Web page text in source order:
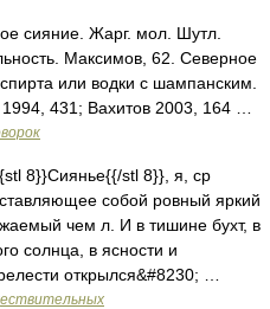
сияние. Жарг. мол. Шутл.
Максимов, 62. Северное
или водки с шампанским.
431; Вахитов 2003, 164 …
8}}Сиянье{{/stl 8}}, я, ср
собой ровный яркий
чем л. И в тишине бухт, в
солнца, в ясности и
открылся&#8230; …